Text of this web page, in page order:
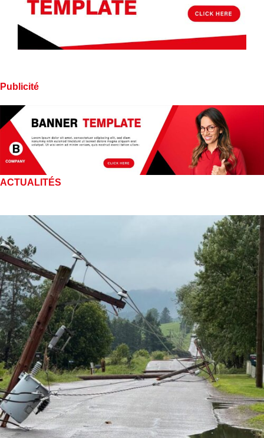
Publicité
ACTUALITÉS